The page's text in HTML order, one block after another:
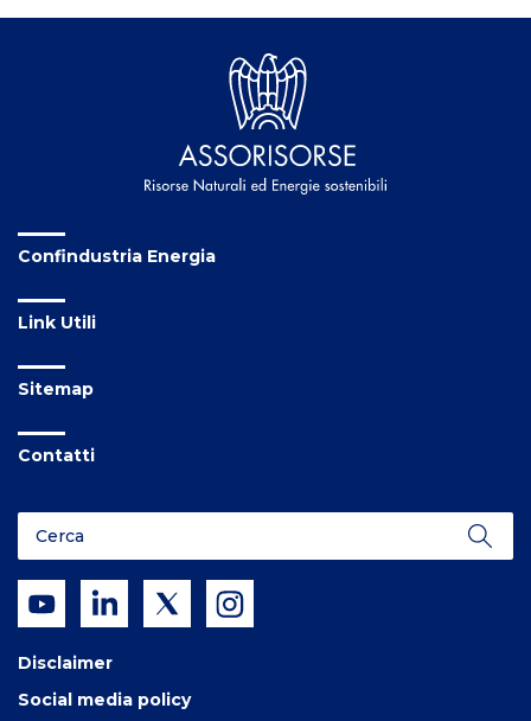
Confindustria Energia
Link Utili
Sitemap
Contatti
Disclaimer
Social media policy